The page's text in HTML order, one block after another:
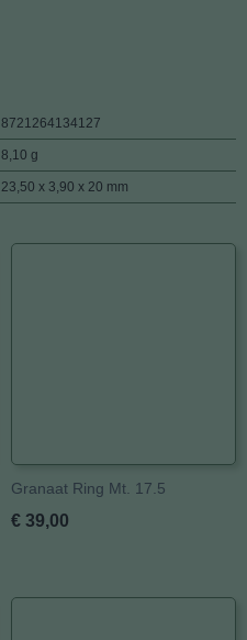
8721264134127
8,10 g
23,50 x 3,90 x 20 mm
Granaat Ring Mt. 17.5
€ 39,00